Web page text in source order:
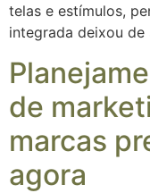
telas e estímulos,
integrada deixou
de
marcas
agora